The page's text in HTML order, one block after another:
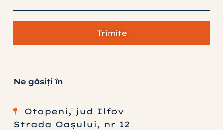
Trimite
Ne găsiți în
Otopeni, jud Ilfov
Strada Oașului, nr 12